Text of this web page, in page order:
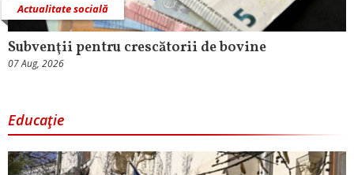
Actualitate socială
Subvenţii pentru crescătorii de bovine
07 Aug, 2026
Educaţie